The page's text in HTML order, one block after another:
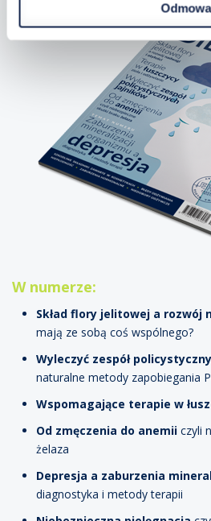
Odmowa
W numerze:
Skład flory jelitowej a rozwój
mają ze sobą coś wspólnego?
Wyleczyć zespół
naturalne metody zapobiegania
Wspomagające terapie w
Od zmęczenia do anemii czyli
żelaza
Depresja a zaburzenia
diagnostyka i metody terapii